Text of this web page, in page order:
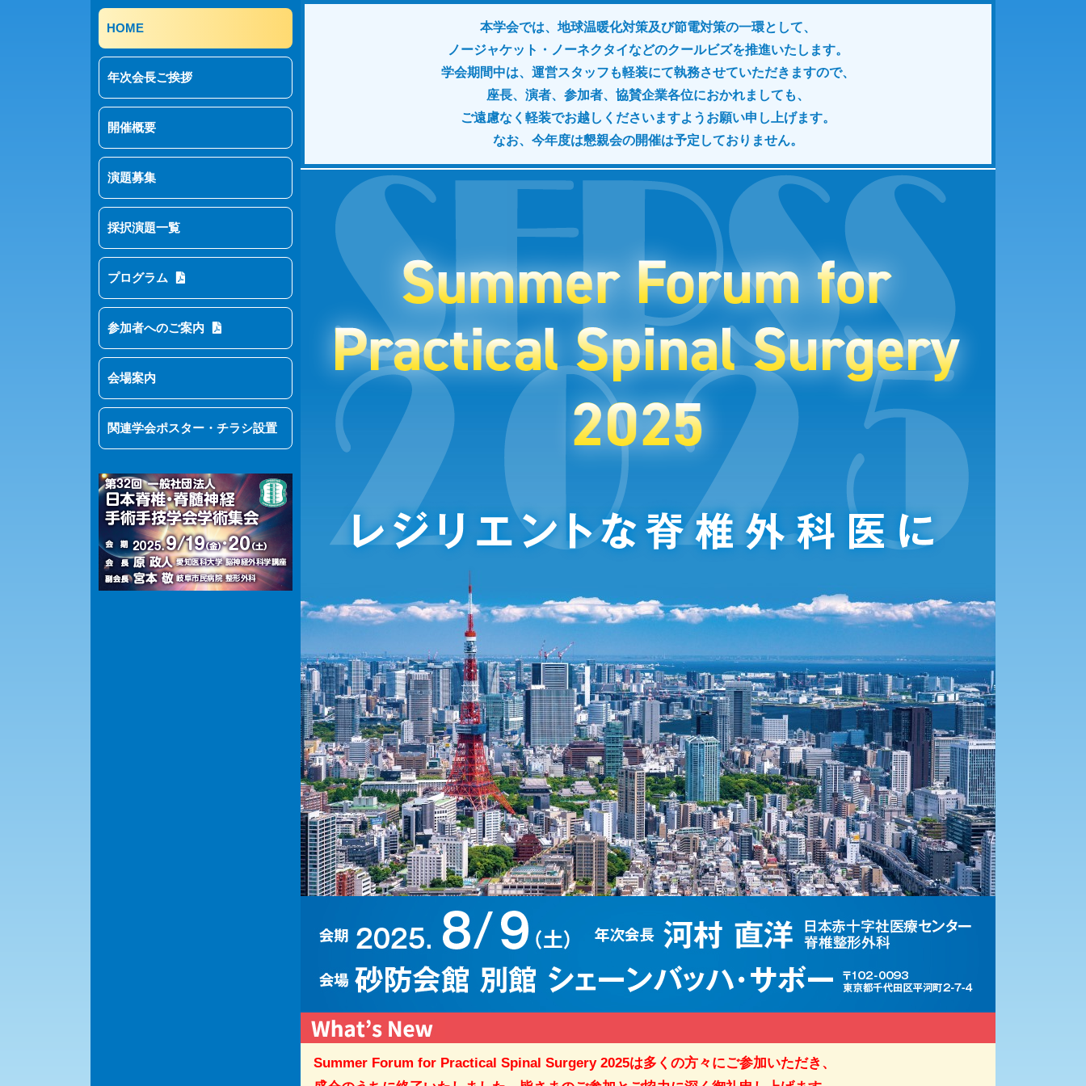
HOME
年次会長ご挨拶
開催概要
演題募集
採択演題一覧
プログラム
参加者へのご案内
会場案内
関連学会ポスター・チラシ設置
本学会では、地球温暖化対策及び節電対策の一環として、
ノージャケット・ノーネクタイなどのクールビズを推進いたします。
学会期間中は、運営スタッフも軽装にて執務させていただきますので、
座長、演者、参加者、協賛企業各位におかれましても、
ご遠慮なく軽装でお越しくださいますようお願い申し上げます。
なお、今年度は懇親会の開催は予定しておりません。
Summer Forum for Practical Spinal Surgery 2025は多くの方々にご参加いただき、